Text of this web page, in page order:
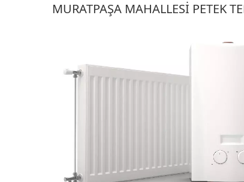
MURATPAŞA MAHALLESI PETEK